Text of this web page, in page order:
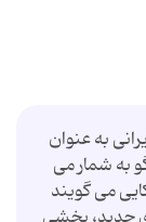
به عنوان
به شمار می
می ‌گویند